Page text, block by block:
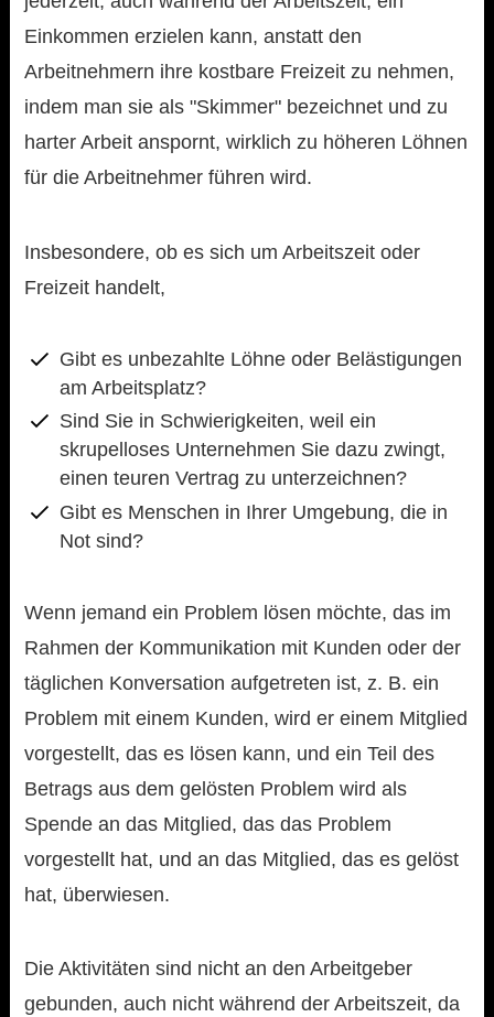
Einkommen erzielen kann, anstatt den
Arbeitnehmern ihre kostbare Freizeit zu nehmen,
indem man sie als "Skimmer" bezeichnet und zu
harter Arbeit anspornt, wirklich zu höheren Löhnen
für die Arbeitnehmer führen wird.
Insbesondere, ob es sich um Arbeitszeit oder
Freizeit handelt,
Gibt es unbezahlte Löhne oder Belästigungen
am Arbeitsplatz?
Sind Sie in Schwierigkeiten, weil ein
skrupelloses Unternehmen Sie dazu zwingt,
einen teuren Vertrag zu unterzeichnen?
Gibt es Menschen in Ihrer Umgebung, die in
Not sind?
Wenn jemand ein Problem lösen möchte, das im
Rahmen der Kommunikation mit Kunden oder der
täglichen Konversation aufgetreten ist, z. B. ein
Problem mit einem Kunden, wird er einem Mitglied
vorgestellt, das es lösen kann, und ein Teil des
Betrags aus dem gelösten Problem wird als
Spende an das Mitglied, das das Problem
vorgestellt hat, und an das Mitglied, das es gelöst
hat, überwiesen.
Die Aktivitäten sind nicht an den Arbeitgeber
gebunden, auch nicht während der Arbeitszeit, da